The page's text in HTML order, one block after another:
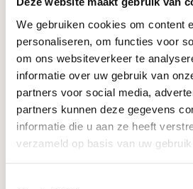
We gebruiken cookies om content
personaliseren, om functies voor
om ons websiteverkeer te
informatie over uw gebruik van
partners voor social media,
partners kunnen deze gegevens
informatie die u aan ze heeft
verzameld op basis van uw